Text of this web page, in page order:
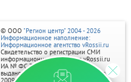
© ООО "Регион центр" 2004 - 2026
Информационное наполнение:
Информационное агентство vRossii.ru
Свидетельство о регистрации СМИ
информационного агентства vRossii.ru
ИА № ФС 77‑35502
выдано РОСКОМНАДЗОРом 04 марта
2009г.